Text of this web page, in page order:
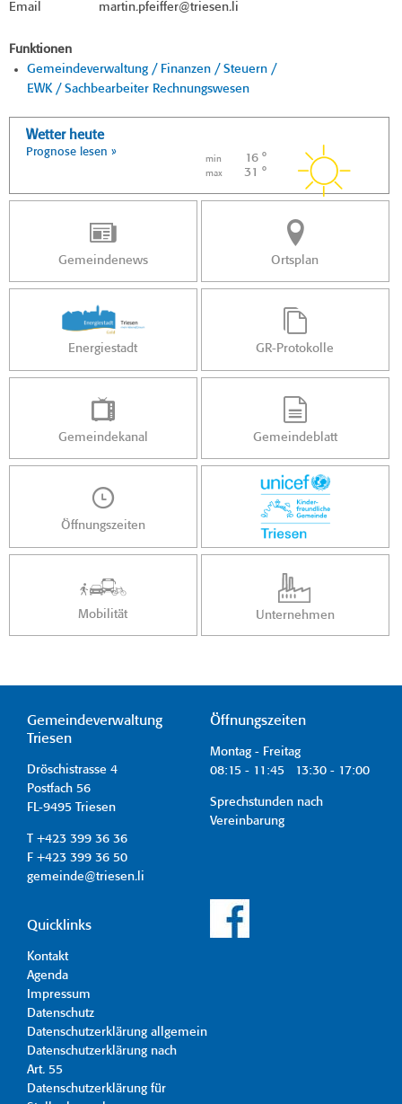
Email
martin.pfeiffer@triesen.li
Funktionen
Gemeindeverwaltung / Finanzen / Steuern /
EWK / Sachbearbeiter Rechnungswesen
Wetter heute
Prognose lesen »
min 16 °
max 31 °
Gemeindenews Ortsplan
Energiestadt GR-Protokolle
Gemeindekanal Gemeindeblatt
Öffnungszeiten
Mobilität Unternehmen
Gemeindeverwaltung
Triesen
Dröschistrasse 4
Postfach 56
FL-9495 Triesen
T +423 399 36 36
F +423 399 36 50
gemeinde@triesen.li
Öffnungszeiten
Montag - Freitag
08:15 - 11:45 13:30 - 17:00
Sprechstunden nach
Vereinbarung
Quicklinks
Kontakt
Agenda
Impressum
Datenschutz
Datenschutzerklärung allgemein
Datenschutzerklärung nach
Art. 55
Datenschutzerklärung für